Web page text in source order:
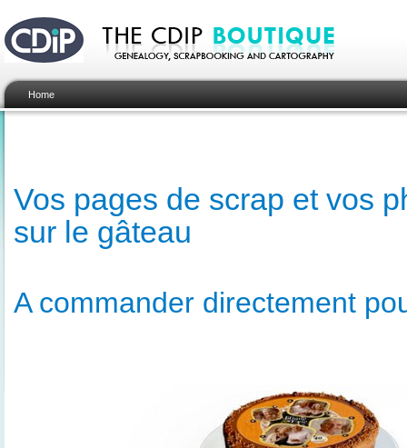
Home
Vos pages de scrap et vos
sur le gâteau
A commander directement